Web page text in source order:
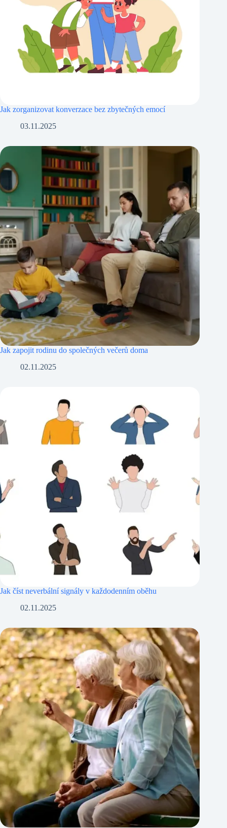
Jak zorganizovat konverzace bez zbytečných emocí
03.11.2025
Jak zapojit rodinu do společných večerů doma
02.11.2025
Jak číst neverbální signály v každodenním oběhu
02.11.2025